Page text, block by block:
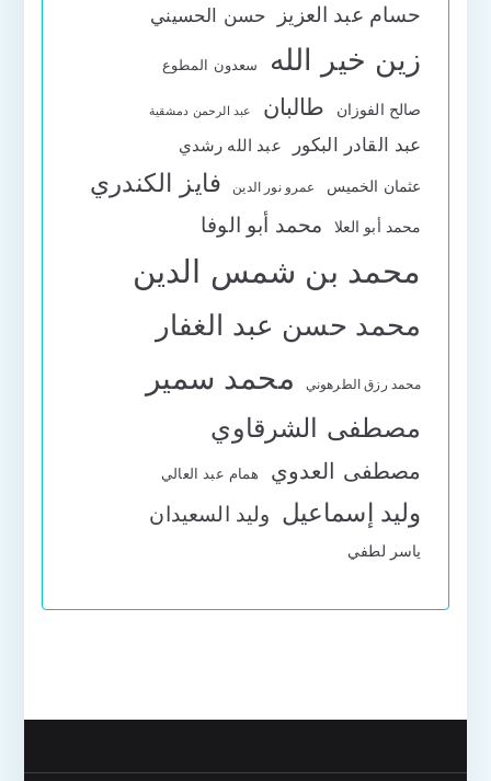
حسام عبد العزيز حسن الحسيني
زين خير الله سعدون المطوع
صالح الفوزان طالبان عبد الرحمن دمشقية
عبد القادر البكور عبد الله رشدي
عثمان الخميس عمرو نور الدين فايز الكندري
محمد أبو العلا محمد أبو الوفا
محمد بن شمس الدين
محمد حسن عبد الغفار
محمد رزق الطرهوني محمد سمير
مصطفى الشرقاوي
مصطفى العدوي همام عبد العالي
وليد إسماعيل وليد السعيدان
ياسر لطفي